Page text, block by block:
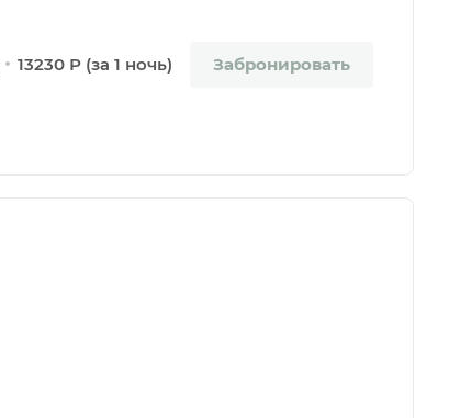
13230 Р (за 1 ночь) Забронировать